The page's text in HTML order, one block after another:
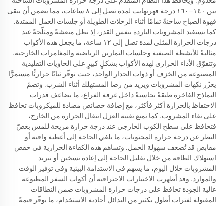
بين ١٤٠–١٦٠ درجة فهرنهايت لمدة تصل إلى ٨ ساعات، مما يضمن أن يبقى
قهوة الصباح ساخنةً تمامًا أثناء الرحلات الطويلة أو جلسات العمل الممتدة.
كما تستفيد المشروبات الباردة بنفس القدر، إذ تظل منعشةً ومثلّجةً عند
درجات الحرارة المثلى لمدة تصل إلى ١٢ ساعة، ما يجعل هذه الأكواب
مثاليةً للأنشطة الصيفية وجلسات التمارين الرياضية والمغامرات الخارجية.
وتتفوّق الأداء الحراري لهذه الأكواب بشكلٍ كبيرٍ على الحاويات التقليدية
المصنوعة من الخزف أو ذوات الجدار الواحد، حيث توفّر ثباتًا حراريًّا مستمرًّا
يعزّز نكهات المشروبات ويزيد من رضا المستهلك أثناء الشرب. وتضمّ
النماذج الفاخرة طبقةً نحاسيةً داخل غرفة الفراغ، ما يضاعف قدرات
الاحتفاظ بالحرارة أكثر فأكثر، مع إضافة خصائص مضادة للميكروبات تحافظ
على نقاء المشروب. كما تمنع تقنية العزل انتقال الحرارة من الخارج،
فتحافظ على سطح الكوب الخارجي عند درجة حرارة مريحة للمس بغضّ
النظر عن درجة حرارة المحتويات، ما يلغي الحاجة إلى أغطية واقية أو
مقابض قد تُضعف سهولة الحمل. وتساهم هذه الكفاءة الحرارية في خفض
استهلاك الطاقة من خلال تقليل الحاجة إلى إعادة تسخين أو تبريد
المشروبات خلال اليوم، ما يسهم في الاستدامة البيئية وفي توفير الوقت
والموارد. وقد أظهرت الاختبارات الاحترافية أن أكواب السفر المطبوعة
عالية الجودة تحافظ على درجات حرارة المشروبات ضمن النطاقات
المقبولة لفترات أطول بكثير من البدائل أحادية الاستخدام، ما يوفّر قيمةً